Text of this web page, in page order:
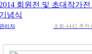
2014 회원전 및 초대작가
기념식
리자 조회:4442 추천